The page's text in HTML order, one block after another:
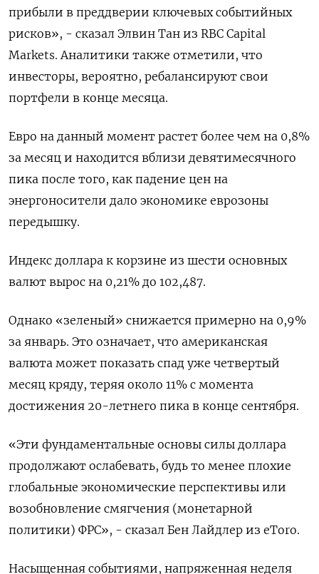
прибыли в преддверии ключевых событийных
рисков», - сказал Элвин Тан из RBC Capital
Markets. Аналитики также отметили, что
инвесторы, вероятно, ребалансируют свои
портфели в конце месяца.
Евро на данный момент растет более чем на 0,8%
за месяц и находится вблизи девятимесячного
пика после того, как падение цен на
энергоносители дало экономике еврозоны
передышку.
Индекс доллара к корзине из шести основных
валют вырос на 0,21% до 102,487​.
Однако «зеленый» снижается примерно на 0,9%
за январь. Это означает, что американская
валюта может показать спад уже четвертый
месяц кряду, теряя около 11% с момента
достижения 20-летнего пика в конце сентября.
«Эти фундаментальные основы силы доллара
продолжают ослабевать, будь то менее плохие
глобальные экономические перспективы или
возобновление смягчения (монетарной
политики) ФРС», - сказал Бен Лайдлер из eToro.
Насыщенная событиями, напряженная неделя